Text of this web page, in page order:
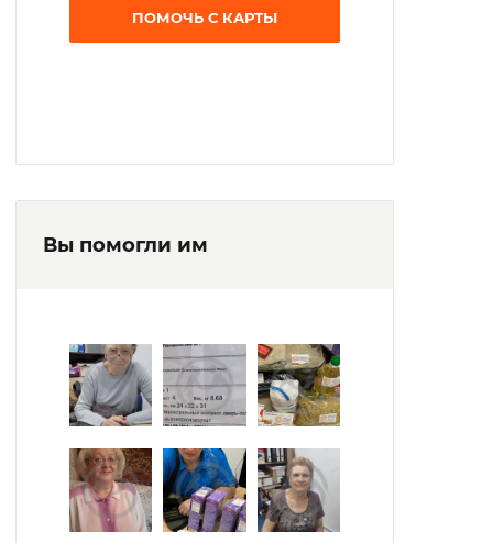
созданием и выпуском газеты,
ансамбль «Лад», проживающие дают
сольные концерты.
Получатели социальных услуг участвуют в
спортивная команда «Позитив».
Осуществляются экскурсионные поездки в
разные города.
Интернат располагает огородом и
теплицами. При желании постояльцы
занимаются выращиванием овощей,
ПОМОЧЬ С КАРТЫ
Вы помогли им